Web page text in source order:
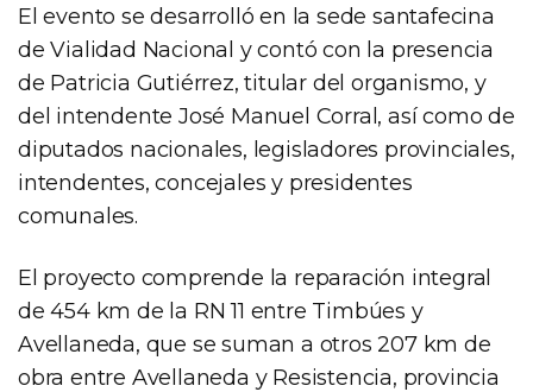
El evento se desarrolló en la sede santafecina
de Vialidad Nacional y contó con la presencia
de Patricia Gutiérrez, titular del organismo, y
del intendente José Manuel Corral, así como de
diputados nacionales, legisladores provinciales,
intendentes, concejales y presidentes
comunales.
El proyecto comprende la reparación integral
de 454 km de la RN 11 entre Timbúes y
Avellaneda, que se suman a otros 207 km de
obra entre Avellaneda y Resistencia, provincia